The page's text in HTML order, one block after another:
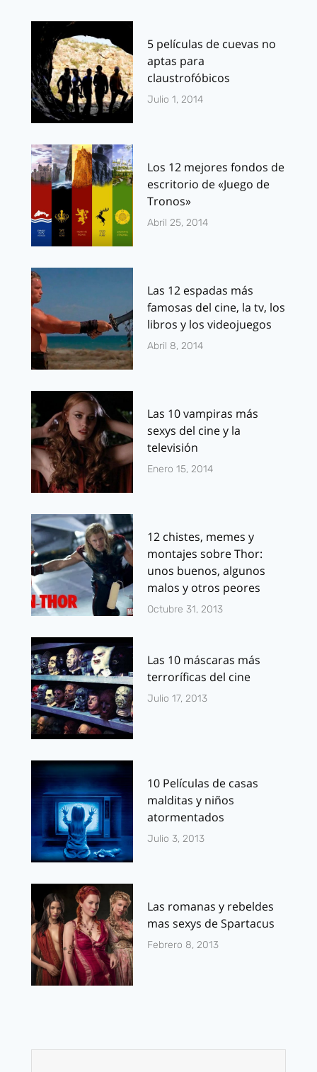
5 películas de cuevas no
aptas para
claustrofóbicos
Julio 1, 2014
Los 12 mejores fondos de
escritorio de «Juego de
Tronos»
Abril 25, 2014
Las 12 espadas más
famosas del cine, la tv, los
libros y los videojuegos
Abril 8, 2014
Las 10 vampiras más
sexys del cine y la
televisión
Enero 15, 2014
12 chistes, memes y
montajes sobre Thor:
unos buenos, algunos
malos y otros peores
Octubre 31, 2013
Las 10 máscaras más
terroríficas del cine
Julio 17, 2013
10 Películas de casas
malditas y niños
atormentados
Julio 3, 2013
Las romanas y rebeldes
mas sexys de Spartacus
Febrero 8, 2013